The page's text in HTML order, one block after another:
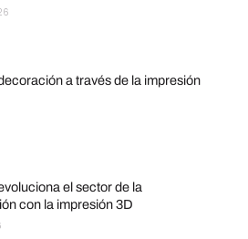
a través de la impresión
el sector de la
con la impresión 3D